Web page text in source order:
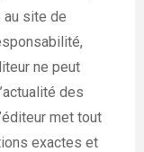
au site de
ne peut
des
met tout
exactes et